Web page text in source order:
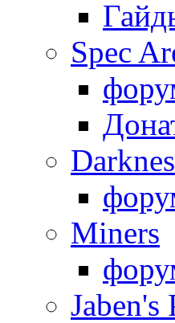
Spec
Miners
Jaben's